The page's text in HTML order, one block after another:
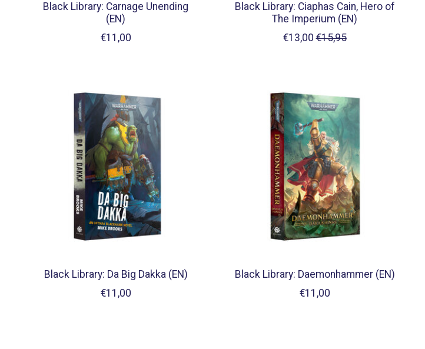
Black Library: Carnage Unending
(EN)
€11,00
Black Library: Ciaphas Cain, Hero of
The Imperium (EN)
€13,00 €15,95
Black Library: Da Big Dakka (EN)
€11,00
Black Library: Daemonhammer (EN)
€11,00